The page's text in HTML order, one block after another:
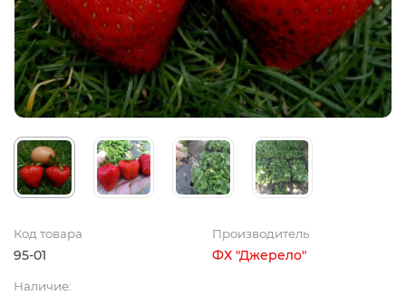
Код товара
95-01
Производитель
ФХ "Джерело"
Наличие: